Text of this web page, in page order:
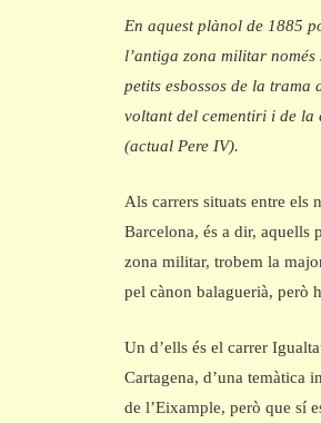
En aquest plànol de 1885
l’antiga zona militar només
petits esbossos de la trama
voltant del cementiri i de la
(actual Pere IV).
Als carrers situats entre els
Barcelona, és a dir, aquells
zona militar, trobem la
pel cànon balaguerià, però
Un d’ells és el carrer
Cartagena, d’una temàtica
de l’Eixample, però que sí